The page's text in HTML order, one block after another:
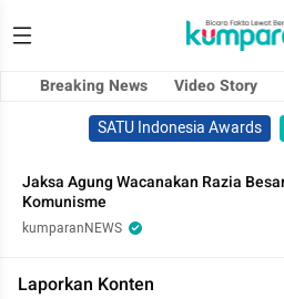
Breaking News Video Story
SATU Indonesia Awards
Jaksa Agung Wacanakan Razia
Komunisme
kumparanNEWS
Laporkan Konten